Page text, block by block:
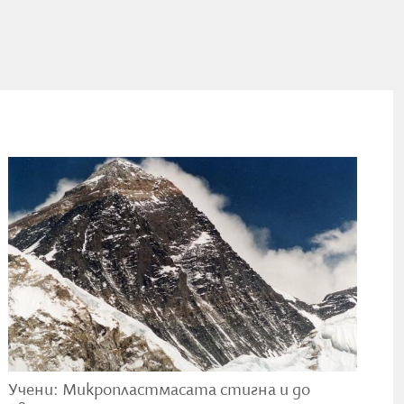
че
и
и
Учени: Микропластмасата стигна и до